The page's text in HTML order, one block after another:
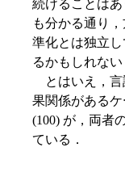
続けることは
も分かる通り
準化とは独立
るかもしれない
とはいえ，言
果関係があるケ
(100) が，両者
ている．